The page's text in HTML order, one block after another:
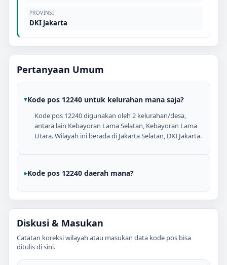
PROVINSI
DKI Jakarta
Pertanyaan Umum
Kode pos 12240 untuk kelurahan mana saja?
Kode pos 12240 digunakan oleh 2 kelurahan/desa,
antara lain Kebayoran Lama Selatan, Kebayoran Lama
Utara. Wilayah ini berada di Jakarta Selatan, DKI Jakarta.
Kode pos 12240 daerah mana?
Diskusi & Masukan
Catatan koreksi wilayah atau masukan data kode pos bisa
ditulis di sini.